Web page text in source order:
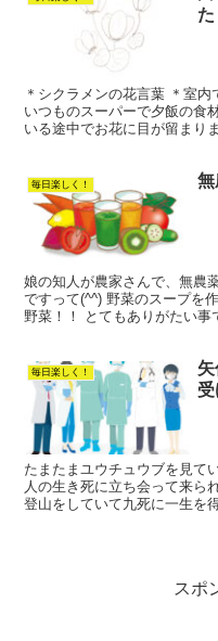
た
＊シクラメンの花言葉 ＊室
いつものスーパーで夕飯の食
いる途中でお花に目が留まり
毎日楽しく！ 無
娘の知人が農家さんで、無農
ですって(^^) 野菜のスープを
野菜！！ とてもありがたい
毎日楽しく！
たまたまユウチュウブを見て
人の生き死に立ち会って来ら
登山をしていて九死に一生を
スポ